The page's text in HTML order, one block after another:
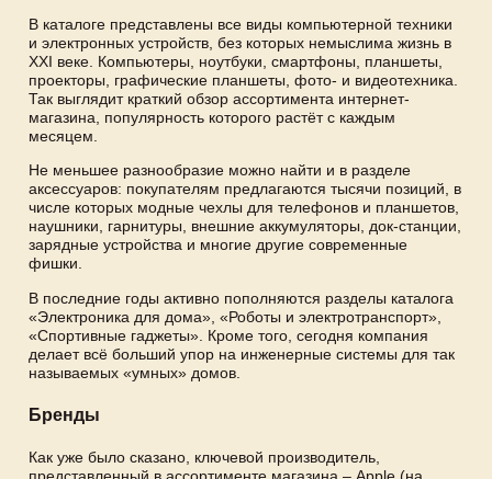
В каталоге представлены все виды компьютерной техники
и электронных устройств, без которых немыслима жизнь в
XXI веке. Компьютеры, ноутбуки, смартфоны, планшеты,
проекторы, графические планшеты, фото- и видеотехника.
Так выглядит краткий обзор ассортимента интернет-
магазина, популярность которого растёт с каждым
месяцем.
Не меньшее разнообразие можно найти и в разделе
аксессуаров: покупателям предлагаются тысячи позиций, в
числе которых модные чехлы для телефонов и планшетов,
наушники, гарнитуры, внешние аккумуляторы, док-станции,
зарядные устройства и многие другие современные
фишки.
В последние годы активно пополняются разделы каталога
«Электроника для дома», «Роботы и электротранспорт»,
«Спортивные гаджеты». Кроме того, сегодня компания
делает всё больший упор на инженерные системы для так
называемых «умных» домов.
Бренды
Как уже было сказано, ключевой производитель,